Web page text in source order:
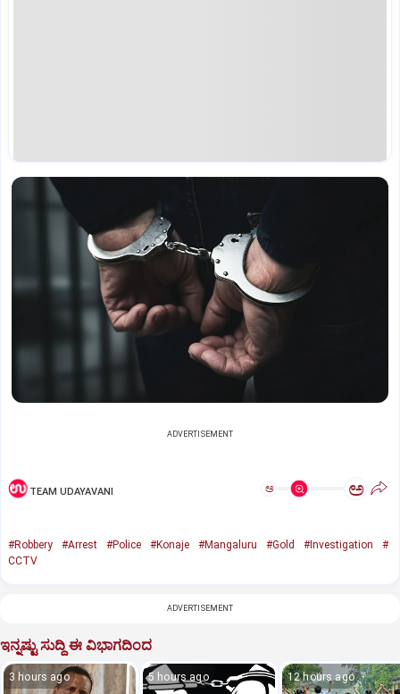
ADVERTISEMENT
TEAM UDAYAVANI ಅ ಅ
#Robbery #Arrest #Police #Konaje #Mangaluru #Gold #Investigation
#
CCTV
ADVERTISEMENT
ಇನ್ನಷ್ಟು ಸುದ್ದಿ ಈ ವಿಭಾಗದಿಂದ
3 hours ago 5 hours ago 12 hours ago